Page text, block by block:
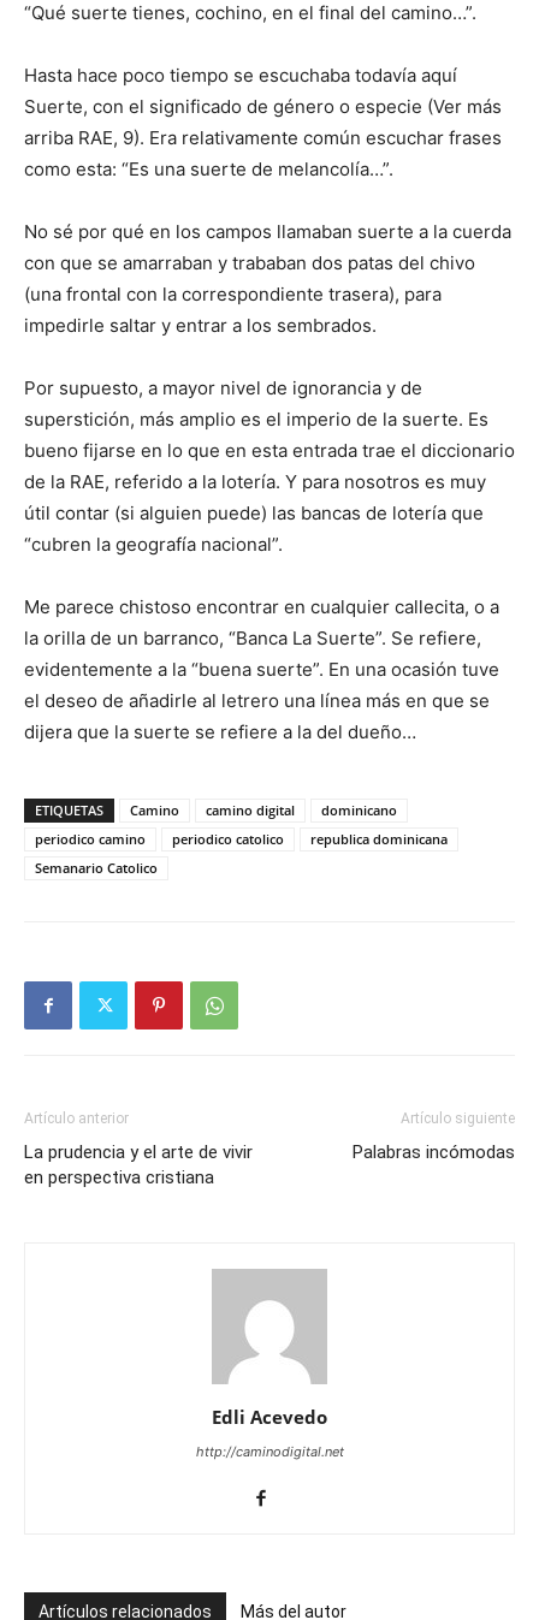
“Qué suerte tienes, cochino, en el final del camino…”.
Hasta hace poco tiempo se escuchaba todavía aquí
Suerte, con el significado de género o especie (Ver más
arriba RAE, 9). Era relativamente común escuchar frases
como esta: “Es una suerte de me­lancolía…”.
No sé por qué en los campos llamaban suerte a la cuerda
con que se amarraban y trababan dos patas del chivo
(una frontal con la corres­pondiente trasera), para
impedirle saltar y entrar a los sembrados.
Por supuesto, a mayor nivel de ignorancia y de
superstición, más amplio es el imperio de la suerte. Es
bueno fijarse en lo que en esta entrada trae el diccionario
de la RAE, referido a la lotería. Y para nosotros es muy
útil contar (si alguien puede) las bancas de lotería que
“cubren la geografía nacional”.
Me parece chistoso encontrar en cualquier callecita, o a
la orilla de un barranco, “Banca La Suerte”. Se refiere,
evidentemente a la “buena suerte”. En una ocasión tuve
el deseo de añadirle al letrero una línea más en que se
dijera que la suerte se refiere a la del dueño…
ETIQUETAS Camino camino digital
dominicano
periodico camino
periodico catolico
republica dominicana
Semanario Catolico
Artículo anterior
La prudencia y el arte de vivir
en perspectiva cristiana
Artículo siguiente
Palabras incómodas
Edli Acevedo
http://caminodigital.net
Artículos relacionados Más del autor